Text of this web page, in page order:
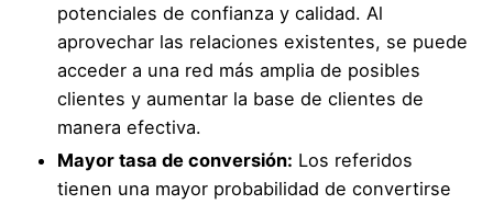
potenciales de confianza y calidad. Al
aprovechar las relaciones existentes, se puede
acceder a una red más amplia de posibles
clientes y aumentar la base de clientes de
manera efectiva.
Mayor tasa de conversión: Los referidos
tienen una mayor probabilidad de convertirse